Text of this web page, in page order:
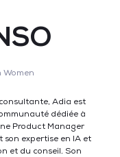
Women
Adia est
dédiée à
Product Manager
son expertise en IA et
et du conseil. Son